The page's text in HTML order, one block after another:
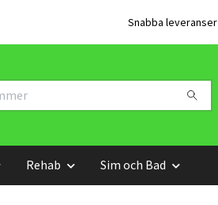
Snabba
Rehab Sim och Bad